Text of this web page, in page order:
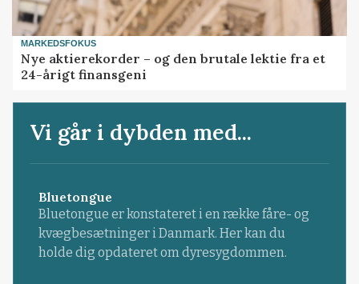
MARKEDSFOKUS
Nye aktierekorder – og den brutale lektie fra et
24-årigt finansgeni
Vi går i dybden med...
Bluetongue
Bluetongue er konstateret i en række fåre- og
kvægbesætninger i Danmark. Her kan du
holde dig opdateret om dyresygdommen.